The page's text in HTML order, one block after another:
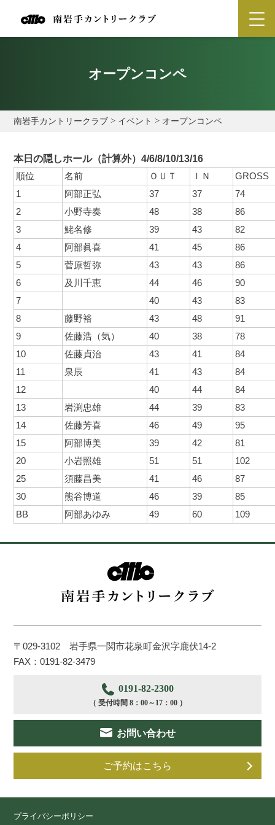
オープンコンペ
南岩手カントリークラブ > イベント > オープンコンペ
本日の隠しホール（計算外）4/6/8/10/13/16
順位
名前 ＯＵＴ ＩＮ
GROSS
1
阿部正弘 37 37
74
2
小野寺奏 48 38
86
3
鮱名修 39 43
82
4
阿部眞喜 41 45
86
5
菅原哲弥 43 43
86
6
及川千恵 44 46
90
7
40 43
83
8
藤野裕 43 48
91
9
佐藤浩（気） 40 38
78
10
佐藤貞治 43 41
84
11
泉辰 41 43
84
12
40 44
84
13
岩渕忠雄 44 39
83
14
佐藤芳喜 46 49
95
15
阿部博美 39 42
81
20
小岩照雄 51 51
102
25
須藤昌美 41 46
87
30
熊谷博道 46 39
85
BB
阿部あゆみ 49 60 109
〒029-3102 岩手県一関市花泉町金沢字鹿伏14-2
FAX：0191-82-3479
0191-82-2300
（ 受付時間 8：00～17：00 ）
お問い合わせ
ご予約はこちら
プライバシーポリシー